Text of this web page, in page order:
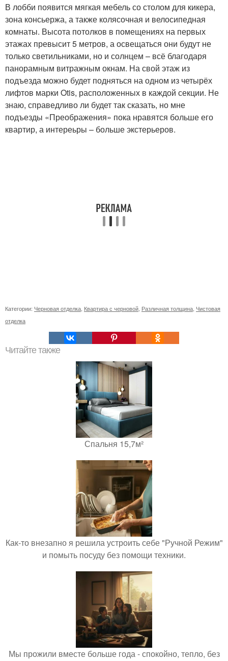
В лобби появится мягкая мебель со столом для кикера,
зона консьержа, а также колясочная и велосипедная
комнаты. Высота потолков в помещениях на первых
этажах превысит 5 метров, а освещаться они будут не
только светильниками, но и солнцем – всё благодаря
панорамным витражным окнам. На свой этаж из
подъезда можно будет подняться на одном из четырёх
лифтов марки Otis, расположенных в каждой секции. Не
знаю, справедливо ли будет так сказать, но мне
подъезды «Преображения» пока нравятся больше его
квартир, а интереьры – больше экстерьеров.
Категории: Черновая отделка Квартира с черновой Различная толщина Чистовая
отделка
Читайте также
Спальня 15,7м²
Как-то внезапно я решила устроить себе "Ручной Режим"
и помыть посуду без помощи техники.
Мы прожили вместе больше года - спокойно, тепло, без